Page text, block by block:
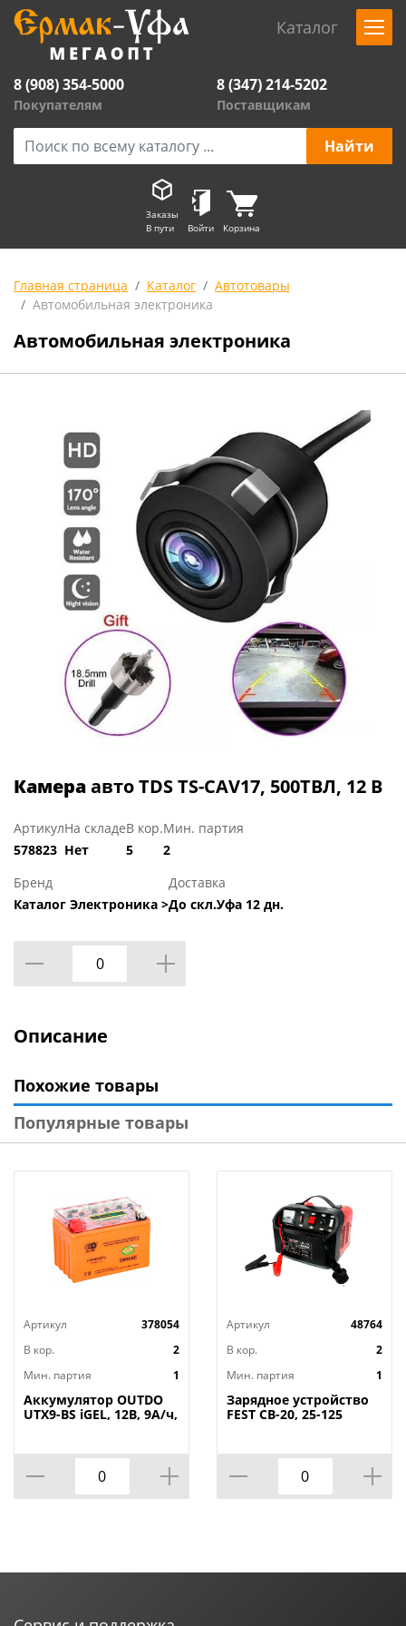
Каталог
8 (908) 354-5000
Покупателям
8 (347) 214-5202
Поставщикам
Заказы
В пути
Войти Корзина
Главная страница Каталог
Автотовары
Автомобильная электроника
Автомобильная электроника
Камераавто TDS TS-CAV17, 500ТВЛ, 12 В
Артикул
578823
На складе
Нет
В кор.
5
Мин. партия
2
Бренд
Каталог Электроника >
Доставка
До скл.Уфа 12 дн.
Описание
Похожие товары
Популярные товары
Артикул
378054
В кор.
2
Мин. партия
1
Аккумулятор OUTDO
UTX9-BS iGEL, 12В, 9А/ч,
Артикул
48764
В кор.
2
Мин. партия
1
Зарядное устройство
FEST CB-20, 25-125